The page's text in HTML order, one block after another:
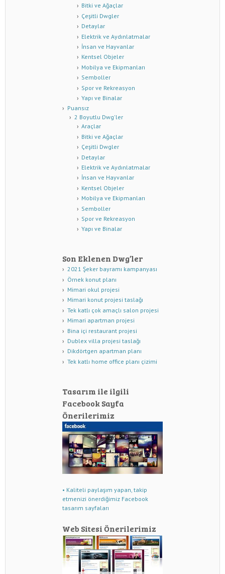
Bitki ve Ağaçlar
Çeşitli Dwgler
Detaylar
Elektrik ve Aydınlatmalar
İnsan ve Hayvanlar
Kentsel Objeler
Mobilya ve Ekipmanları
Semboller
Spor ve Rekreasyon
Yapı ve Binalar
Puansız
2 Boyutlu Dwg'ler
Araçlar
Bitki ve Ağaçlar
Çeşitli Dwgler
Detaylar
Elektrik ve Aydınlatmalar
İnsan ve Hayvanlar
Kentsel Objeler
Mobilya ve Ekipmanları
Semboller
Spor ve Rekreasyon
Yapı ve Binalar
Son Eklenen Dwg’ler
2021 Şeker bayramı kampanyası
Örnek konut planı
Mimari okul projesi
Mimari konut projesi taslağı
Tek katlı çok amaçlı salon projesi
Mimari apartman projesi
Bina içi restaurant projesi
Dublex villa projesi taslağı
Dikdörtgen apartman planı
Tek katlı home office planı çizimi
Tasarım ile ilgili
Facebook Sayfa
Önerilerimiz
• Kaliteli paylaşım yapan, takip
etmenizi önerdiğimiz Facebook
tasarım sayfaları
Web Sitesi Önerilerimiz